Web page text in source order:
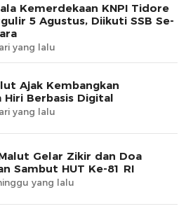
Kemerdekaan KNPI Tidore
5 Agustus, Diikuti SSB Se-
yang lalu
Ajak Kembangkan
Hiri Berbasis Digital
yang lalu
Gelar Zikir dan Doa
Sambut HUT Ke-81 RI
yang lalu